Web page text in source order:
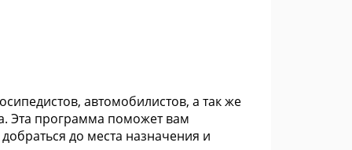
автомобилистов, а так же
Эта программа поможет вам
до места назначения и